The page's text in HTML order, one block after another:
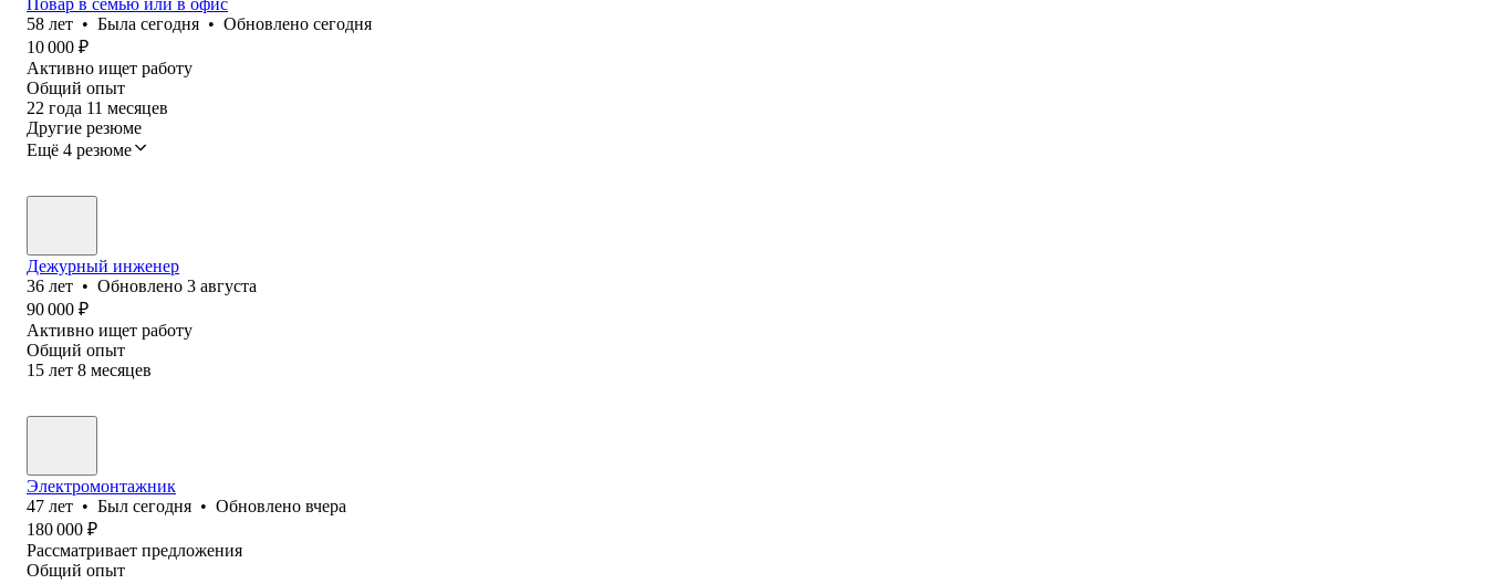
58 лет • Была сегодня • Обновлено сегодня
10 000 ₽
Активно ищет работу
Общий опыт
22 года 11 месяцев
Другие резюме
Ещё 4 резюме
Дежурный инженер
36 лет • Обновлено 3 августа
90 000 ₽
Активно ищет работу
Общий опыт
15 лет 8 месяцев
Электромонтажник
47 лет • Был сегодня • Обновлено вчера
180 000 ₽
Рассматривает предложения
Общий опыт